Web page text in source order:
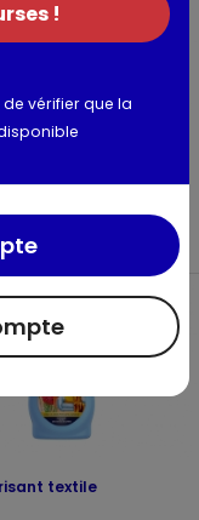
Air Wick
textile
!
vérifier que la